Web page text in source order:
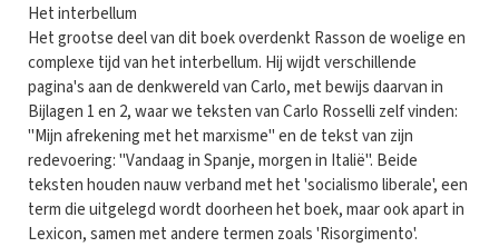
Het interbellum
Het grootse deel van dit boek overdenkt Rasson de woelige en
complexe tijd van het interbellum. Hij wijdt verschillende
pagina's aan de denkwereld van Carlo, met bewijs daarvan in
Bijlagen 1 en 2, waar we teksten van Carlo Rosselli zelf vinden:
"Mijn afrekening met het marxisme" en de tekst van zijn
redevoering: "Vandaag in Spanje, morgen in Italië". Beide
teksten houden nauw verband met het 'socialismo liberale', een
term die uitgelegd wordt doorheen het boek, maar ook apart in
Lexicon, samen met andere termen zoals 'Risorgimento'.